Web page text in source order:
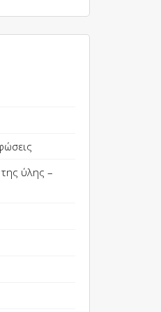
της ύλης –